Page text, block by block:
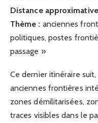
Distance
Thème : anciennes
politiques, postes
passage »
Ce dernier itinéraire
anciennes frontières
zones démilitarisées,
traces visibles dans le